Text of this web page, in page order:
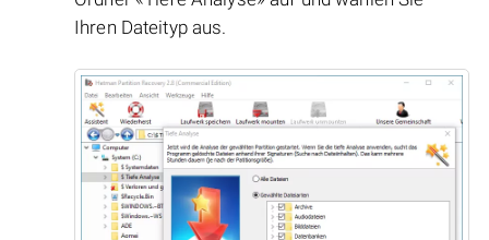
Ihren Dateityp aus.